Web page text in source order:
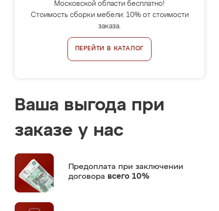
Московской области бесплатно!
Стоимость сборки мебели: 10% от стоимости
заказа.
ПЕРЕЙТИ В КАТАЛОГ
Ваша выгода при
заказе у нас
Предоплата при заключении
договора всего 10%